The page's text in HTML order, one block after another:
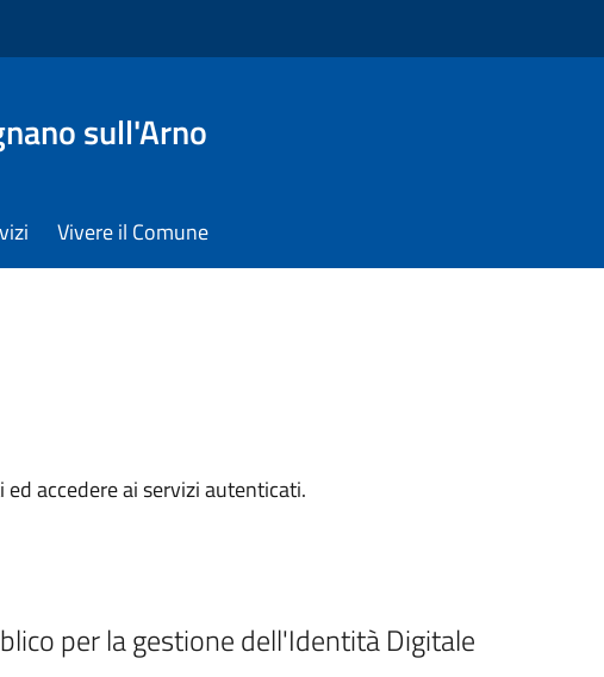
sull'Arno
Vivere il Comune
accedere ai servizi autenticati.
per la gestione dell'Identità Digitale